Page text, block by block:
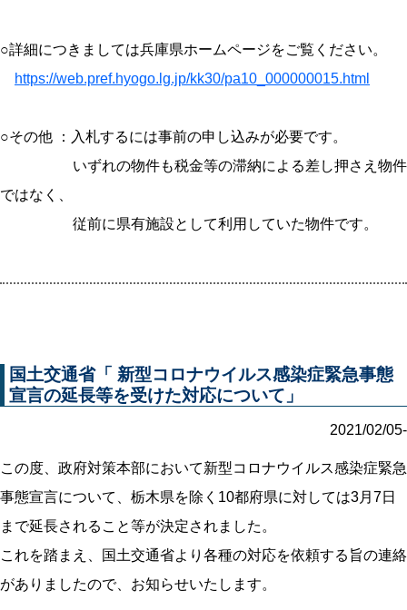
○詳細につきましては兵庫県ホームページをご覧ください。
https://web.pref.hyogo.lg.jp/kk30/pa10_000000015.html
○その他 ：入札するには事前の申し込みが必要です。
いずれの物件も税金等の滞納による差し押さえ物件
ではなく、
従前に県有施設として利用していた物件です。
国土交通省「 新型コロナウイルス感染症緊急事態
宣言の延長等を受けた対応について」
2021/02/05-
この度、政府対策本部において新型コロナウイルス感染症緊急
事態宣言について、栃木県を除く10都府県に対しては3月7日
まで延長されること等が決定されました。
これを踏まえ、国土交通省より各種の対応を依頼する旨の連絡
がありましたので、お知らせいたします。